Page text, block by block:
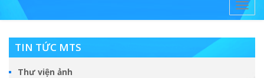
TIN TỨC MTS
Thư viện ảnh